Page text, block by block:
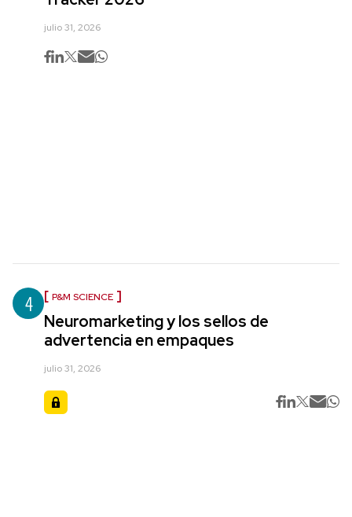
julio 31, 2026
4 P&M SCIENCE
Neuromarketing y los sellos de
advertencia en empaques
julio 31, 2026